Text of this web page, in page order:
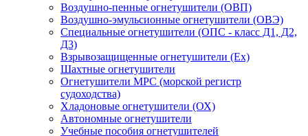
Воздушно-пенные огнетушители (ОВП)
Воздушно-эмульсионные огнетушители (ОВЭ)
Специальные огнетушители (ОПС - класс Д1, Д2,
Д3)
Взрывозащищенные огнетушители (Ex)
Шахтные огнетушители
Огнетушители МРС (морской регистр
судоходства)
Хладоновые огнетушители (ОХ)
Автономные огнетушители
Учебные пособия огнетушителей